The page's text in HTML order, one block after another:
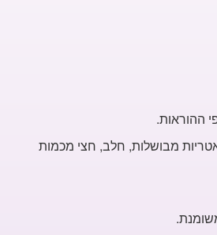
ההוראות.
מבושלות, חלב, חצי מכמות